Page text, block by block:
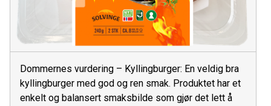
Dommernes vurdering – Kyllingburger: En veldig bra
kyllingburger med god og ren smak. Produktet har et
enkelt og balansert smaksbilde som gjør det lett å